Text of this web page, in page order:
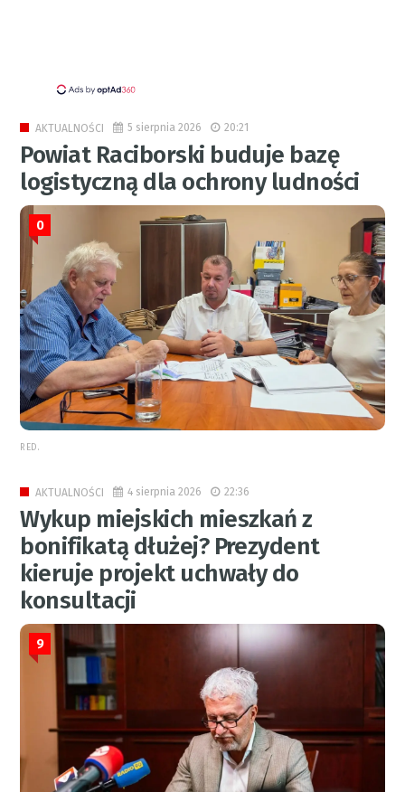
AKTUALNOŚCI 5 sierpnia 2026 20:21
Powiat Raciborski buduje bazę
logistyczną dla ochrony ludności
0
RED.
AKTUALNOŚCI 4 sierpnia 2026 22:36
Wykup miejskich mieszkań z
bonifikatą dłużej? Prezydent
kieruje projekt uchwały do
konsultacji
9